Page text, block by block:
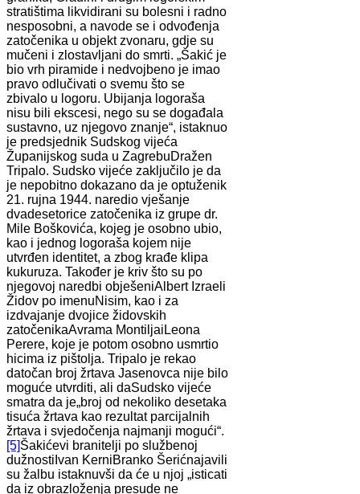
stratištima likvidirani su bolesni i radno
nesposobni, a navode se i odvođenja
zatočenika u objekt zvonaru, gdje su
mučeni i zlostavljani do smrti. „Šakić je
bio vrh piramide i nedvojbeno je imao
pravo odlučivati o svemu što se
zbivalo u logoru. Ubijanja logoraša
nisu bili ekscesi, nego su se događala
sustavno, uz njegovo znanje“, istaknuo
je predsjednik Sudskog vijeća
Županijskog suda u ZagrebuDražen
Tripalo. Sudsko vijeće zaključilo je da
je nepobitno dokazano da je optuženik
21. rujna 1944. naredio vješanje
dvadesetorice zatočenika iz grupe dr.
Mile Boškovića, kojeg je osobno ubio,
kao i jednog logoraša kojem nije
utvrđen identitet, a zbog krađe klipa
kukuruza. Također je kriv što su po
njegovoj naredbi obješeniAlbert Izraeli
Židov po imenuNisim, kao i za
izdvajanje dvojice židovskih
zatočenikaAvrama MontiljaiLeona
Perere, koje je potom osobno usmrtio
hicima iz pištolja. Tripalo je rekao
datočan broj žrtava Jasenovca nije bilo
moguće utvrditi, ali daSudsko vijeće
smatra da je„broj od nekoliko desetaka
tisuća žrtava kao rezultat parcijalnih
žrtava i svjedočenja najmanji mogući“.
[5]Šakićevi branitelji po službenoj
dužnostiIvan KerniBranko Šerićnajavili
su žalbu istaknuvši da će u njoj „isticati
da iz obrazloženja presude ne